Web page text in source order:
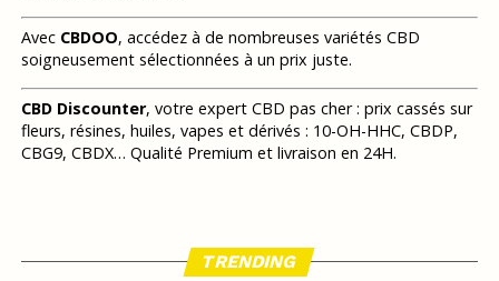
Avec CBDOO, accédez à de nombreuses variétés CBD
soigneusement sélectionnées à un prix juste.
CBD Discounter, votre expert CBD pas cher : prix cassés sur
fleurs, résines, huiles, vapes et dérivés : 10-OH-HHC, CBDP,
CBG9, CBDX… Qualité Premium et livraison en 24H.
TRENDING